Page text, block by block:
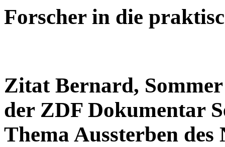
Forscher in die
Zitat Bernard,
der ZDF Dokumentar
Thema Aussterben des